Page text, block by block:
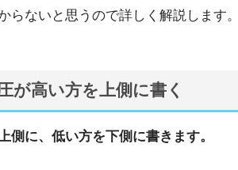
らないと思うので詳しく解説します。
が高い方を上側に書く
側に、低い方を下側に書きます。